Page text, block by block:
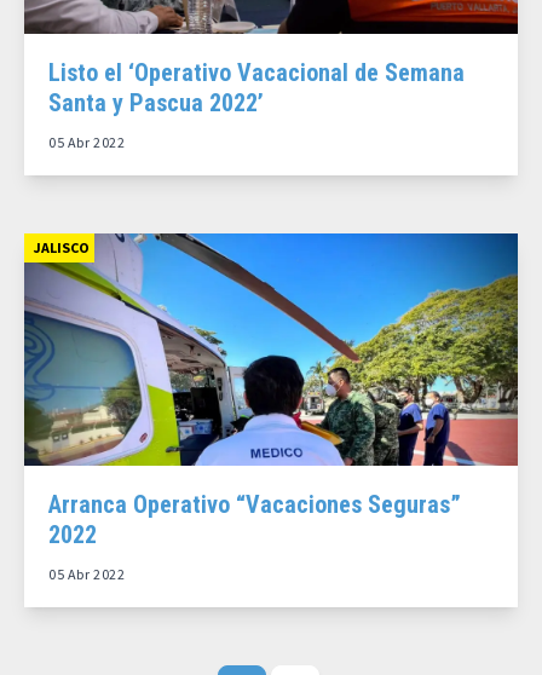
Listo el ‘Operativo Vacacional de Semana
Santa y Pascua 2022’
05 Abr 2022
JALISCO
Arranca Operativo “Vacaciones Seguras”
2022
05 Abr 2022